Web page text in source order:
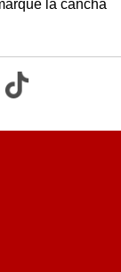
la cancha